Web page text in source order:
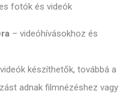
fotók és videók
– videóhívásokhoz és
készíthetők, továbbá a
adnak filmnézéshez vagy